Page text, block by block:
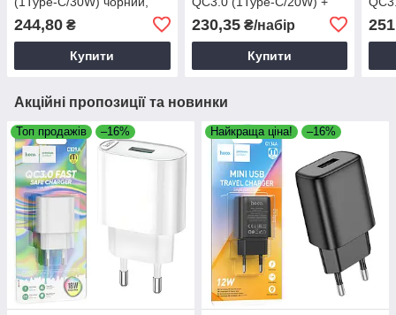
телефону
244,80 ₴
Купити
230,35₴/набір
Купити
C/
Акційні пропозиції та новинки
Топ продажів –16% Найкраща ціна! –16%